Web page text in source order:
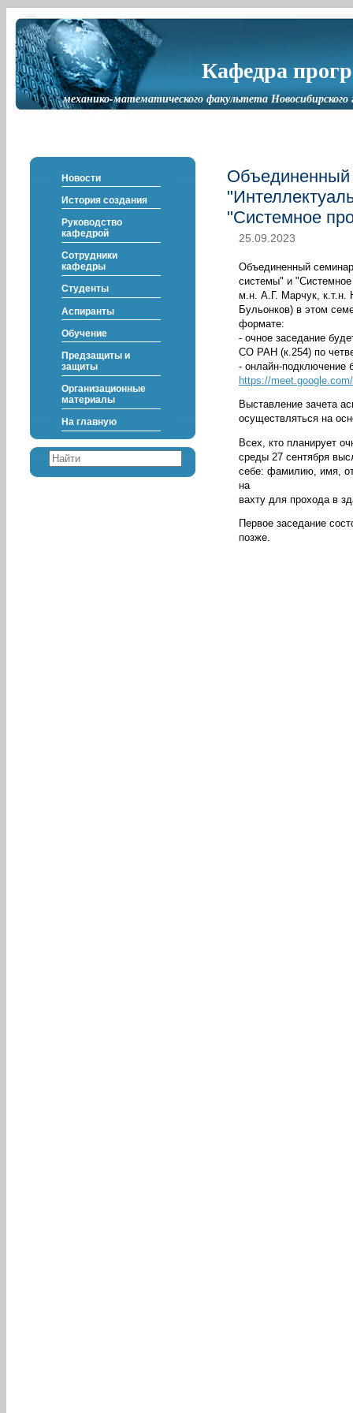
Кафедра
механико-математического факультета Новосибирского
Объединенный
"Системное
25.09.2023
Объединенный
системы" и
м.н. А.Г. Марчук,
Бульонков) в этом
формате:
- очное заседание
СО РАН (к.254) по
- онлайн-подключение
https://
Выставление зачета
осуществляться на
Всех, кто планирует
среды 27 сентября
себе: фамилию, имя,
на
вахту для прохода в
Первое заседание
позже.
Новости
История создания
Руководство
кафедрой
Сотрудники
кафедры
Студенты
Аспиранты
Обучение
Предзащиты и
защиты
Организационные
материалы
На главную